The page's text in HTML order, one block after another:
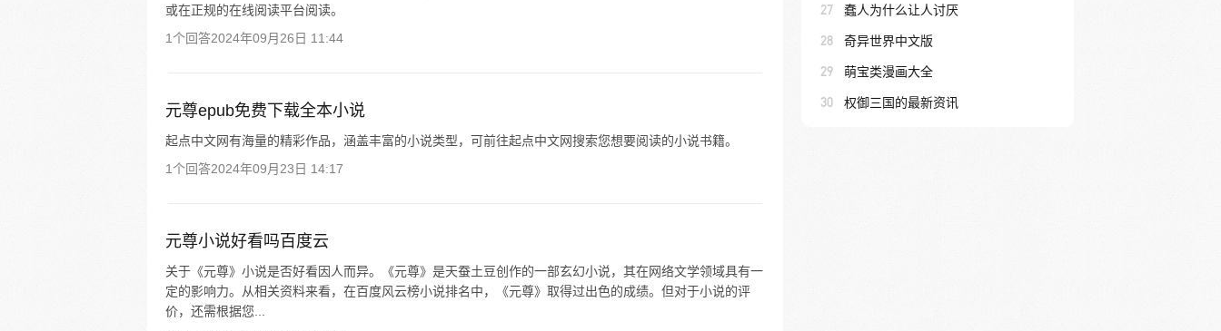
或在正规的在线阅读平台阅读。
1个回答2024年09月26日 11:44
元尊epub免费下载全本小说
起点中文网有海量的精彩作品，涵盖丰富的小说类型，可前往起点中文网搜索您想要阅读的小说书籍。
1个回答2024年09月23日 14:17
元尊小说好看吗百度云
关于《元尊》小说是否好看因人而异。《元尊》是天蚕土豆创作的一部玄幻小说，其在网络文学领域具有一
定的影响力。从相关资料来看，在百度风云榜小说排名中，《元尊》取得过出色的成绩。但对于小说的评
价，还需根据您...
27 蠢人为什么让人讨厌
28 奇异世界中文版
29 萌宝类漫画大全
30 权御三国的最新资讯